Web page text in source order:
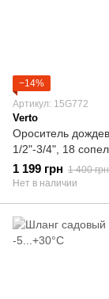
−14%
Артикул: 15G772
Verto
Ороситель
1/2"-3/4", 18
площадь
1 199 грн 1 400 грн
Нет в наличии